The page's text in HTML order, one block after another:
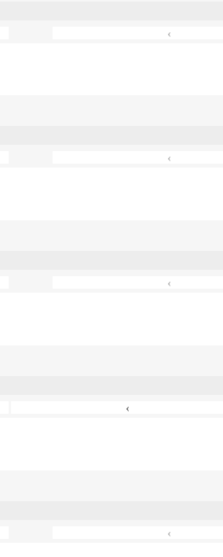
‹
‹
‹
‹
‹